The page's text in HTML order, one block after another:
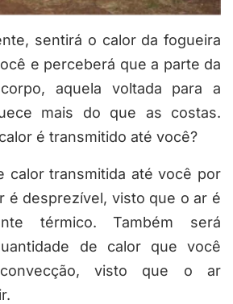
sentirá o calor da fogueira
e perceberá que a parte da
aquela voltada para a
mais do que as costas.
é transmitido até você?
calor transmitida até você por
é desprezível, visto que o ar é
térmico. Também será
de calor que você
visto que o ar